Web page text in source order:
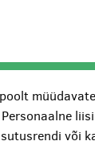
Personaalne
või